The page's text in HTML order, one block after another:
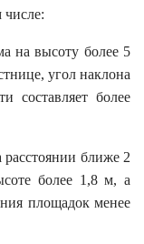
числе:
на высоту более 5
угол наклона
составляет более
ближе 2
более 1,8 м, а
площадок менее